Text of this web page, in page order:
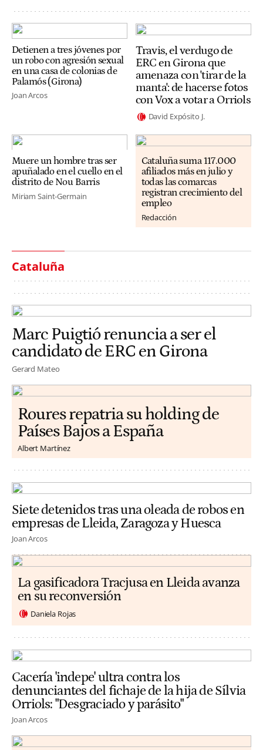
Detienen a tres jóvenes por
un robo con agresión sexual
en una casa de colonias de
Palamós (Girona)
Joan Arcos
Travis, el verdugo de
ERC en Girona que
amenaza con 'tirar de la
manta': de hacerse fotos
con Vox a votar a Orriols
David Expósito J.
Muere un hombre tras ser
apuñalado en el cuello en el
distrito de Nou Barris
Miriam Saint-Germain
Cataluña suma 117.000
afiliados más en julio y
todas las comarcas
registran crecimiento del
empleo
Redacción
Cataluña
Marc Puigtió renuncia a ser el
candidato de ERC en Girona
Gerard Mateo
Roures repatria su holding de
Países Bajos a España
Albert Martínez
Siete detenidos tras una oleada de robos en
empresas de Lleida, Zaragoza y Huesca
Joan Arcos
La gasificadora Tracjusa en Lleida avanza
en su reconversión
Daniela Rojas
Cacería 'indepe' ultra contra los
denunciantes del fichaje de la hija de Sílvia
Orriols: "Desgraciado y parásito"
Joan Arcos